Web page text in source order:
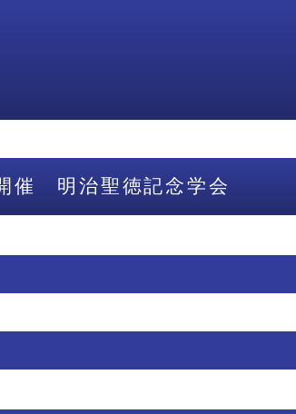
催 明治聖徳記念学会